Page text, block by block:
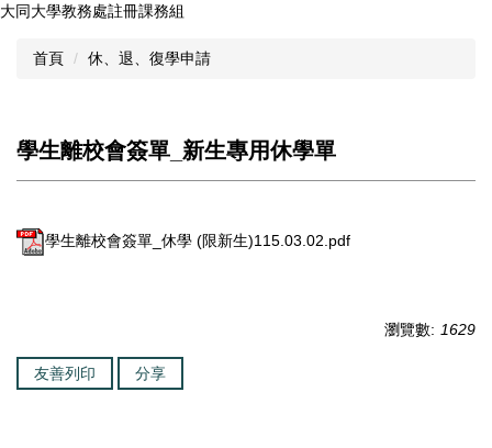
跳
區
大同大學教務處註冊課務組
首頁 休、退、復學申請
學生離校會簽單_新生專用休學單
學生離校會簽單_休學 (限新生)115.03.02.pdf
瀏覽數: 1629
友善列印 分享